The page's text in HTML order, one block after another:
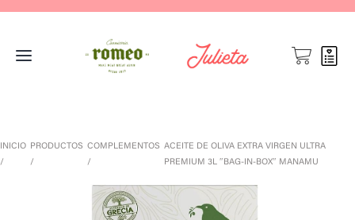
INICIO PRODUCTOS COMPLEMENTOS ACEITE DE OLIVA EXTRA VIRGEN ULTRA
PREMIUM 3L ″BAG-IN-BOX″ MANAMU